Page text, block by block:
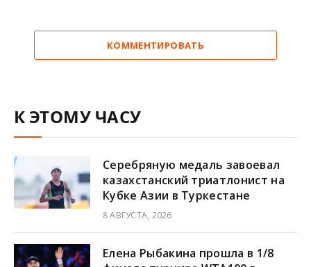
КОММЕНТИРОВАТЬ
К ЭТОМУ ЧАСУ
Серебряную медаль завоевал
казахстанский триатлонист на
Кубке Азии в Туркестане
8 АВГУСТА, 2026
Елена Рыбакина прошла в 1/8